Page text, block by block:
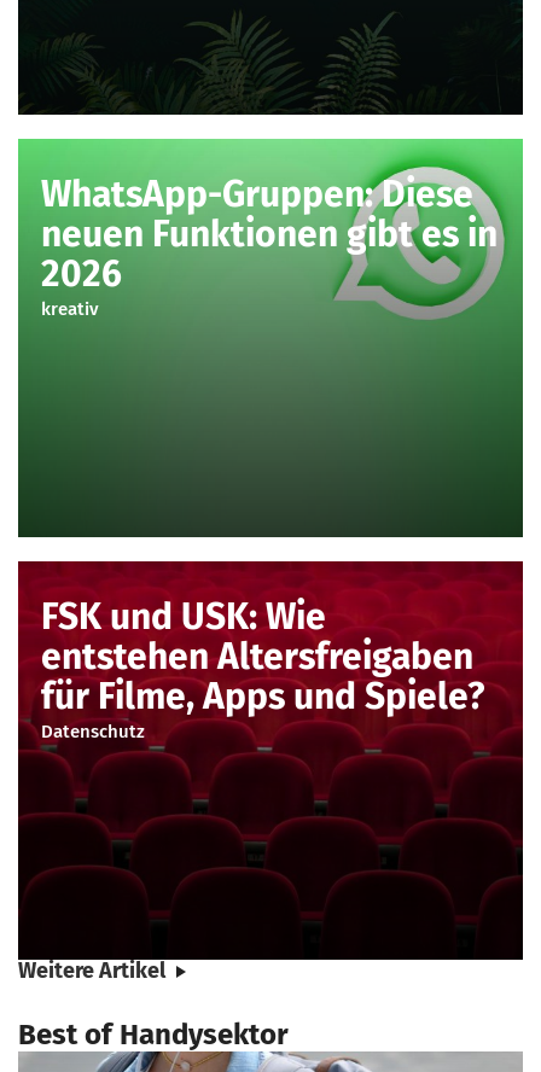
WhatsApp-Gruppen: Diese
neuen Funktionen gibt es in
2026
kreativ
FSK und USK: Wie
entstehen Altersfreigaben
für Filme, Apps und Spiele?
Datenschutz
Weitere Artikel
Best of Handysektor